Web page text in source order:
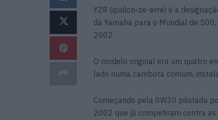
YZR (ipsilon-ze-erre) é a
da Yamaha para o Mundial de
2002.
O modelo original era um quatro
lado numa cambota comum,
Começando pela 0W20 pilotada
2002 que já competiram contra as